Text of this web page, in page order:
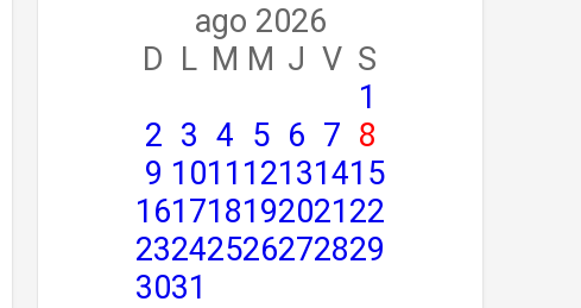
ago 2026
D L M M J V S
1
2 3 4 5 6 7 8
9 1011 12131415
16171819202122
23242526272829
3031